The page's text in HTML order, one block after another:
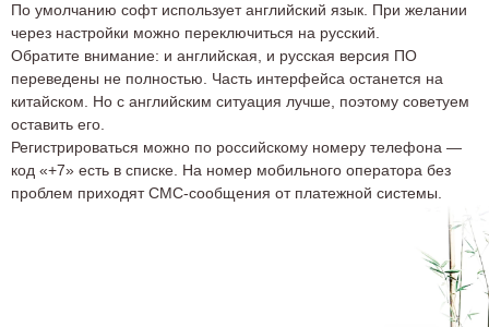
По умолчанию софт использует английский язык. При желании
через настройки можно переключиться на русский.
Обратите внимание: и английская, и русская версия ПО
переведены не полностью. Часть интерфейса останется на
китайском. Но с английским ситуация лучше, поэтому советуем
оставить его.
Регистрироваться можно по российскому номеру телефона —
код «+7» есть в списке. На номер мобильного оператора без
проблем приходят СМС-сообщения от платежной системы.